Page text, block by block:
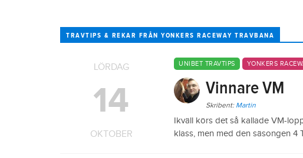
TRAVTIPS & REKAR FRÅN YONKERS RACEWAY TRAVBANA
LÖRDAG
14
OKTOBER
UNIBET TRAVTIPS YONKERS
Vinnare VM
Skribent: Martin
Ikväll körs det så kallade VM-
klass, men med den säsongen 4